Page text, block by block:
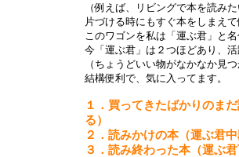
（例えば、リビングで本を読み
片づける時にもすぐ本をしまえ
このワゴンを私は「運ぶ君」と
今「運ぶ君」は２つほどあり、
（ちょうどいい物がなかなか見
結構便利で、気に入ってます。
１．買ってきたばかりのま
る）
２．読みかけの本（運ぶ君
３．読み終わった本（運ぶ